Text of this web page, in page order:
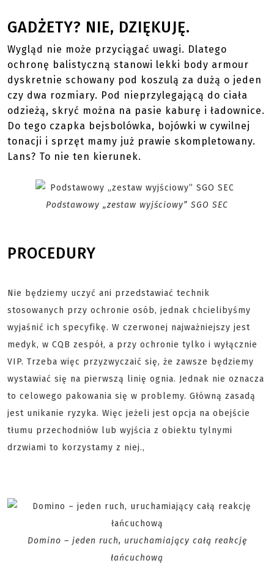
GADŻETY? NIE, DZIĘKUJĘ.
Wygląd nie może przyciągać uwagi. Dlatego
ochronę balistyczną stanowi lekki body armour
dyskretnie schowany pod koszulą za dużą o jeden
czy dwa rozmiary. Pod nieprzylegającą do ciała
odzieżą, skryć można na pasie kaburę i ładownice.
Do tego czapka bejsbolówka, bojówki w cywilnej
tonacji i sprzęt mamy już prawie skompletowany.
Lans? To nie ten kierunek.
Podstawowy „zestaw wyjściowy” SGO SEC
PROCEDURY
Nie będziemy uczyć ani przedstawiać technik
stosowanych przy ochronie osób, jednak chcielibyśmy
wyjaśnić ich specyfikę. W czerwonej najważniejszy jest
medyk, w CQB zespół, a przy ochronie tylko i wyłącznie
VIP. Trzeba więc przyzwyczaić się, że zawsze będziemy
wystawiać się na pierwszą linię ognia. Jednak nie oznacza
to celowego pakowania się w problemy. Główną zasadą
jest unikanie ryzyka. Więc jeżeli jest opcja na obejście
tłumu przechodniów lub wyjścia z obiektu tylnymi
drzwiami to korzystamy z niej.,
Domino – jeden ruch, uruchamiający całą reakcję
łańcuchową